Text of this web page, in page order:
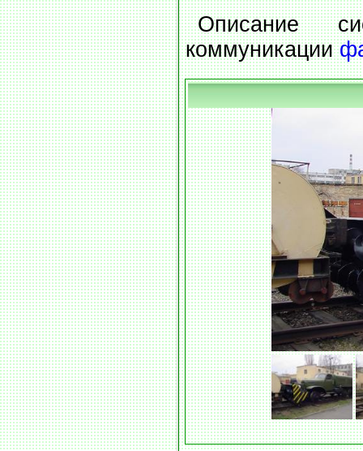
Описание
коммуникации